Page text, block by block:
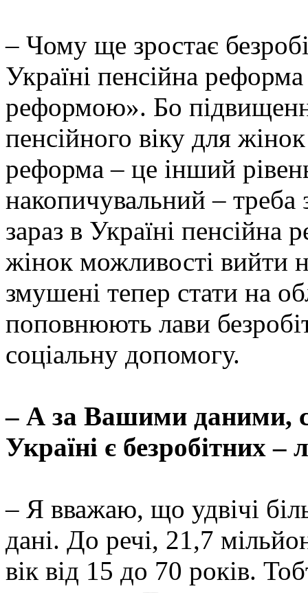
– Чому ще зростає
Україні пенсійна
реформою». Бо
пенсійного віку для
реформа – це інший
накопичувальний –
зараз в Україні пенсійна
жінок можливості вийти
змушені тепер стати на
поповнюють лави
соціальну допомогу.
– А за Вашими даними,
Україні є безробітних
– Я вважаю, що удвічі
дані. До речі, 21,7
вік від 15 до 70 років.